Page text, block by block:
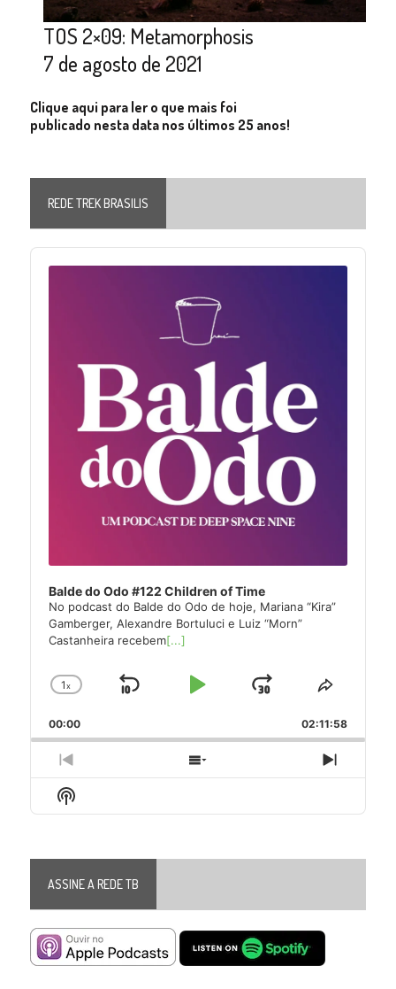
TOS 2×09: Metamorphosis
7 de agosto de 2021
Clique aqui para ler o que mais foi
publicado nesta data nos últimos 25 anos!
REDE TREK BRASILIS
Audio
Player
Balde do Odo #122 Children of Time
No podcast do Balde do Odo de hoje, Mariana “Kira”
Gamberger, Alexandre Bortuluci e Luiz “Morn”
Castanheira recebem[...]
Change
Rate
1x
Skip
Play
Jump
Forward
Share
Episode
00:00 02:11:58
Previous
Episode
Show
Episodes
Next
Episode
Show
Podcast
ASSINE A REDE TB